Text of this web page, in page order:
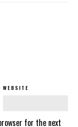
WEBSITE
for the next